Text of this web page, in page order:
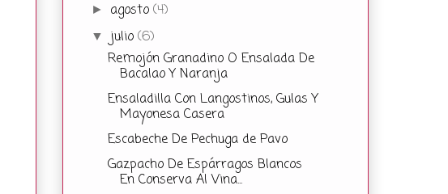
► agosto(4)
▼ julio(6)
Remojón Granadino O Ensalada De
Bacalao Y Naranja
Ensaladilla Con Langostinos, Gulas Y
Mayonesa Casera
Escabeche De Pechuga de Pavo
Gazpacho De Espárragos Blancos
En Conserva Al Vina...